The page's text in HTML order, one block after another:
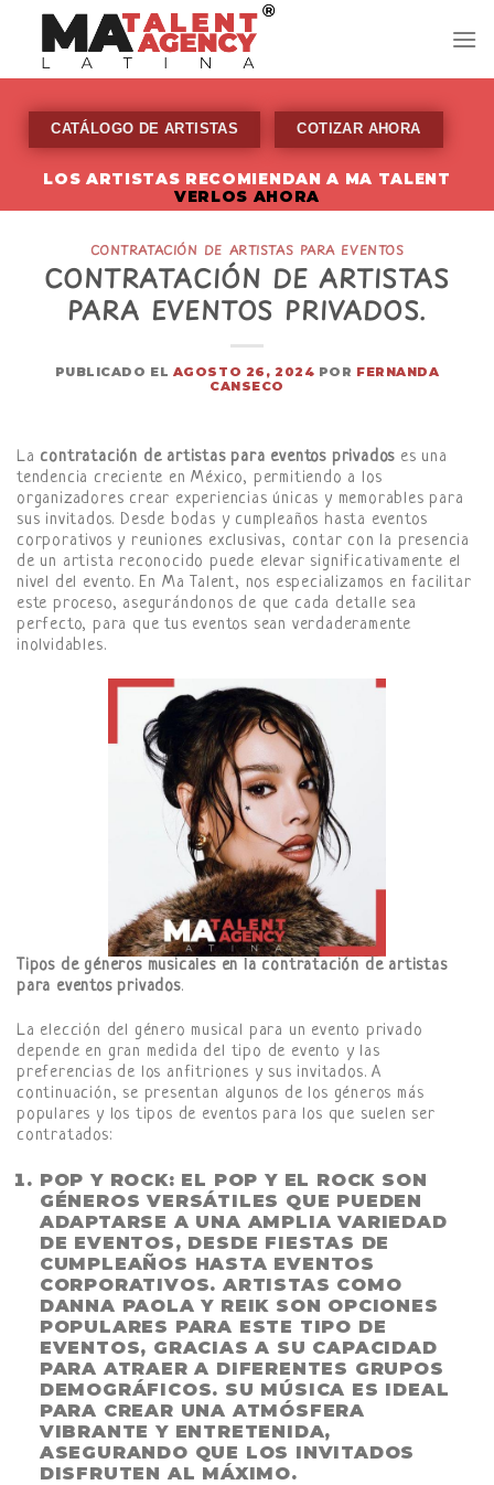
content
CATÁLOGO DE ARTISTAS COTIZAR AHORA
LOS ARTISTAS RECOMIENDAN A MA TALENT
VERLOS AHORA
CONTRATACIÓN DE ARTISTAS PARA EVENTOS
CONTRATACIÓN DE ARTISTAS
PARA EVENTOS PRIVADOS.
PUBLICADO EL AGOSTO 26, 2024 POR FERNANDA
CANSECO
La contratación de artistas para eventos privados es una
tendencia creciente en México, permitiendo a los
organizadores crear experiencias únicas y memorables para
sus invitados. Desde bodas y cumpleaños hasta eventos
corporativos y reuniones exclusivas, contar con la presencia
de un artista reconocido puede elevar significativamente el
nivel del evento. En Ma Talent, nos especializamos en facilitar
este proceso, asegurándonos de que cada detalle sea
perfecto, para que tus eventos sean verdaderamente
inolvidables.
Tipos de géneros musicales en la contratación de artistas
para eventos privados.
La elección del género musical para un evento privado
depende en gran medida del tipo de evento y las
preferencias de los anfitriones y sus invitados. A
continuación, se presentan algunos de los géneros más
populares y los tipos de eventos para los que suelen ser
contratados:
POP Y ROCK: EL POP Y EL ROCK SON
GÉNEROS VERSÁTILES QUE PUEDEN
ADAPTARSE A UNA AMPLIA VARIEDAD
DE EVENTOS, DESDE FIESTAS DE
CUMPLEAÑOS HASTA EVENTOS
CORPORATIVOS. ARTISTAS COMO
DANNA PAOLA Y REIK SON OPCIONES
POPULARES PARA ESTE TIPO DE
EVENTOS, GRACIAS A SU CAPACIDAD
PARA ATRAER A DIFERENTES GRUPOS
DEMOGRÁFICOS. SU MÚSICA ES IDEAL
PARA CREAR UNA ATMÓSFERA
VIBRANTE Y ENTRETENIDA,
ASEGURANDO QUE LOS INVITADOS
DISFRUTEN AL MÁXIMO.